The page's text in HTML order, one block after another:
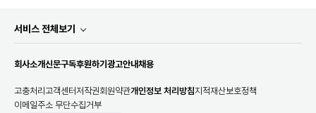
서비스 전체보기
회사소개신문구독후원하기 광고안내채용
고충처리 고객센터저작권회원약관개인정보 처리방침지적재산보호정책
이메일주소 무단수집거부